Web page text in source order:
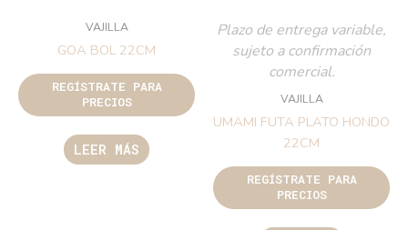
VAJILLA
GOA BOL 22CM
REGÍSTRATE PARA
PRECIOS
LEER MÁS
Plazo de entrega variable,
sujeto a confirmación
comercial.
VAJILLA
UMAMI FUTA PLATO HONDO
22CM
REGÍSTRATE PARA
PRECIOS